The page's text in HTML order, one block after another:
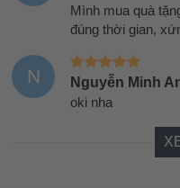
Mình mua quà
đúng thời gian,
N Nguyễn Minh
oki nha